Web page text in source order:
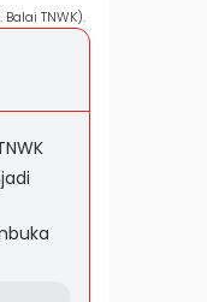
TNWK).